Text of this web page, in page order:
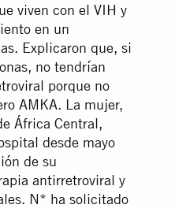
viven con el VIH y
en un
Explicaron que, si
no tendrían
porque no
AMKA. La mujer,
África Central,
desde mayo
de su
antirretroviral y
N* ha solicitado